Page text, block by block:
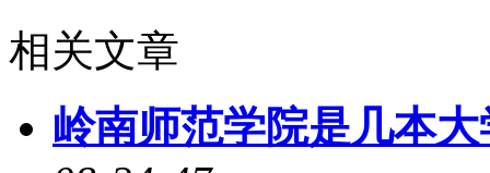
相关文章
岭南师范学院是几本